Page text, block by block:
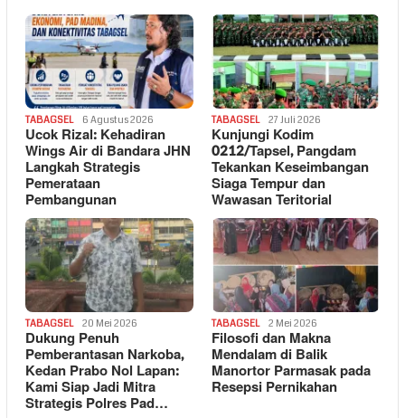
TABAGSEL 6 Agustus 2026
Ucok Rizal: Kehadiran
Wings Air di Bandara JHN
Langkah Strategis
Pemerataan
Pembangunan
TABAGSEL 27 Juli 2026
Kunjungi Kodim
0212/Tapsel, Pangdam
Tekankan Keseimbangan
Siaga Tempur dan
Wawasan Teritorial
TABAGSEL 20 Mei 2026
Dukung Penuh
Pemberantasan Narkoba,
Kedan Prabo Nol Lapan:
Kami Siap Jadi Mitra
Strategis Polres Pad…
TABAGSEL 2 Mei 2026
Filosofi dan Makna
Mendalam di Balik
Manortor Parmasak pada
Resepsi Pernikahan